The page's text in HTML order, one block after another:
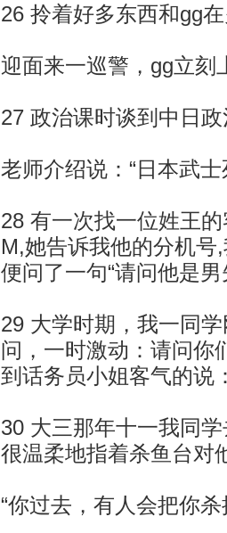
26 拎着好多东西和gg
迎面来一巡警，gg立刻
27 政治课时谈到中日
老师介绍说：“日本武
28 有一次找一位姓王
M,她告诉我他的分机
便问了一句“请问他是
29 大学时期，我一同
问，一时激动：请问你
到话务员小姐客气的说
30 大三那年十一我同
很温柔地指着杀鱼台对
“你过去，有人会把你